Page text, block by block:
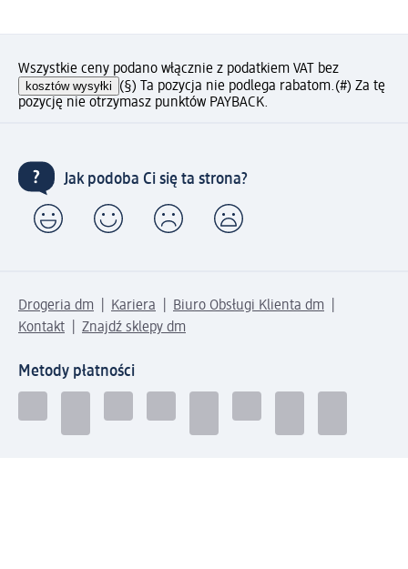
Wszystkie ceny podano włącznie z podatkiem VAT bez
kosztów wysyłki (§) Ta pozycja nie podlega rabatom.(#) Za tę
pozycję nie otrzymasz punktów PAYBACK.
Jak podoba Ci się ta strona?
Drogeria dm Kariera
Biuro Obsługi Klienta dm
Kontakt
Znajdź sklepy dm
Metody płatności